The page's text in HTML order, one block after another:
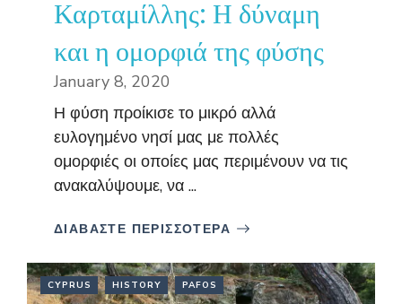
Καρταμίλλης: Η δύναμη
και η ομορφιά της φύσης
January 8, 2020
Η φύση προίκισε το μικρό αλλά
ευλογημένο νησί μας με πολλές
ομορφιές οι οποίες μας περιμένουν να τις
ανακαλύψουμε, να ...
ΔΙΑΒΑΣΤΕ ΠΕΡΙΣΣΟΤΕΡΑ
CYPRUS HISTORY PAFOS